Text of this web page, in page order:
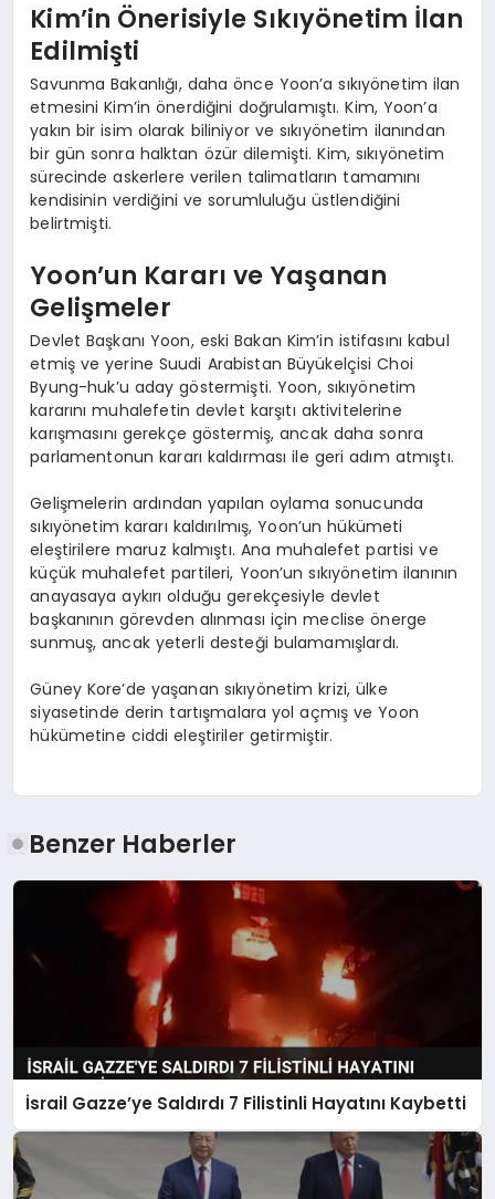
Kim’in Önerisiyle Sıkıyönetim İlan
Edilmişti
Savunma Bakanlığı, daha önce Yoon’a sıkıyönetim ilan
etmesini Kim’in önerdiğini doğrulamıştı. Kim, Yoon’a
yakın bir isim olarak biliniyor ve sıkıyönetim ilanından
bir gün sonra halktan özür dilemişti. Kim, sıkıyönetim
sürecinde askerlere verilen talimatların tamamını
kendisinin verdiğini ve sorumluluğu üstlendiğini
belirtmişti.
Yoon’un Kararı ve Yaşanan
Gelişmeler
Devlet Başkanı Yoon, eski Bakan Kim’in istifasını kabul
etmiş ve yerine Suudi Arabistan Büyükelçisi Choi
Byung-huk’u aday göstermişti. Yoon, sıkıyönetim
kararını muhalefetin devlet karşıtı aktivitelerine
karışmasını gerekçe göstermiş, ancak daha sonra
parlamentonun kararı kaldırması ile geri adım atmıştı.
Gelişmelerin ardından yapılan oylama sonucunda
sıkıyönetim kararı kaldırılmış, Yoon’un hükümeti
eleştirilere maruz kalmıştı. Ana muhalefet partisi ve
küçük muhalefet partileri, Yoon’un sıkıyönetim ilanının
anayasaya aykırı olduğu gerekçesiyle devlet
başkanının görevden alınması için meclise önerge
sunmuş, ancak yeterli desteği bulamamışlardı.
Güney Kore’de yaşanan sıkıyönetim krizi, ülke
siyasetinde derin tartışmalara yol açmış ve Yoon
hükümetine ciddi eleştiriler getirmiştir.
Benzer Haberler
İsrail Gazze’ye Saldırdı 7 Filistinli Hayatını Kaybetti